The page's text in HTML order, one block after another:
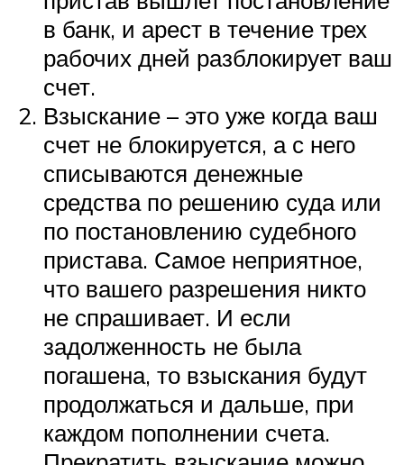
в банк, и арест в течение трех
рабочих дней разблокирует ваш
счет.
Взыскание – это уже когда ваш
счет не блокируется, а с него
списываются денежные
средства по решению суда или
по постановлению судебного
пристава. Самое неприятное,
что вашего разрешения никто
не спрашивает. И если
задолженность не была
погашена, то взыскания будут
продолжаться и дальше, при
каждом пополнении счета.